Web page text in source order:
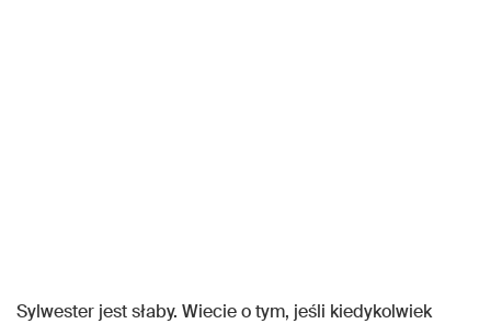
Sylwester jest słaby. Wiecie o tym, jeśli kiedykolwiek